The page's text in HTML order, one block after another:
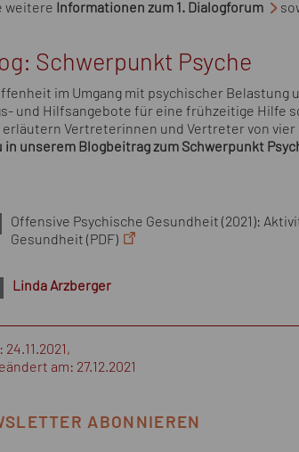
weitere Informationen zum 1. Dialogforum
Schwerpunkt Psyche
im Umgang mit psychischer Belastung
und Hilfsangebote für eine frühzeitige Hilfe
erläutern Vertreterinnen und Vertreter von vier
in unserem Blogbeitrag zum Schwerpunkt
Offensive Psychische Gesundheit (2021):
Gesundheit (PDF)
Linda Arzberger
am: 27.12.2021
ABONNIEREN